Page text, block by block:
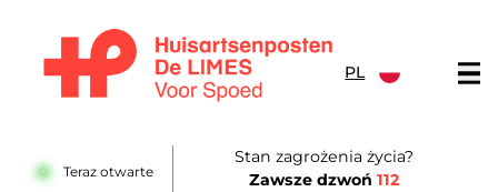
PL
Teraz otwarte
Stan zagrożenia życia?
Zawsze dzwoń 112